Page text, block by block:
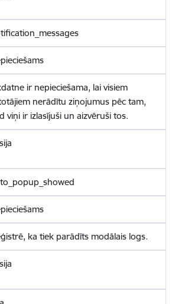
ir nepieciešama, lai visiem
nerādītu ziņojumus pēc tam,
viņi ir izlasījuši un aizvēruši tos.
ka tiek parādīts modālais logs.